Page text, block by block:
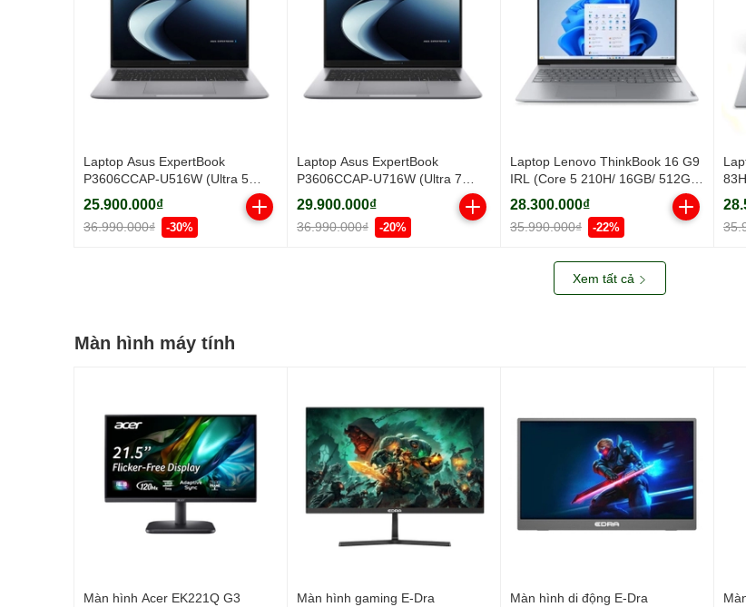
Laptop Asus ExpertBook
P3606CCAP-U516W (Ultra 5
225H/ 16GB/ 512GB SSD/ 16
inch WUXGA/ Win11/ Grey)
25.900.000₫
36.990.000₫ -30%
Laptop Asus ExpertBook
P3606CCAP-U716W (Ultra 7
255H/ 16GB/ 512GB SSD/ 16
inch WUXGA/ Win11/ Grey)
29.900.000₫
36.990.000₫ -20%
Laptop Lenovo ThinkBook 16 G9
IRL (Core 5 210H/ 16GB/ 512GB
SSD/ 16 inch WUXGA/ Win11/
Grey/ Vỏ nhôm/ 2Y)
28.300.000₫
35.990.000₫ -22%
Xem tất cả
Màn hình máy tính
Màn hình Acer EK221Q G3
Màn hình gaming E-Dra
Màn hình di động E-Dra